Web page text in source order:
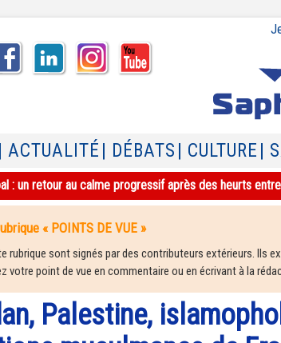
| ACTUALITÉ | DÉBATS | CULTURE |
: un retour au calme progressif après des heurts
« POINTS DE VUE »
rubrique sont signés par des contributeurs extérieurs. Ils
votre point de vue en commentaire ou en écrivant à la
Palestine,